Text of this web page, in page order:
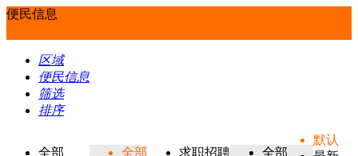
便民信息
区域
便民信息
筛选
排序
全部
全部
求职招聘
全部
默认